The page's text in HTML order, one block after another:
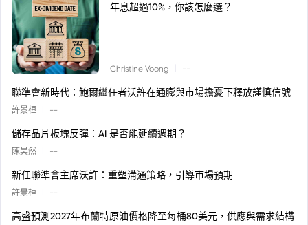
年息超過10%，你該怎麼選？
Christine Voong --
聯準會新時代：鮑爾繼任者沃許在通膨與市場擔憂下釋放謹慎信號
許景桓 --
儲存晶片板塊反彈：AI 是否能延續週期？
陳昊然 --
新任聯準會主席沃許：重塑溝通策略，引導市場預期
許景桓 --
高盛預測2027年布蘭特原油價格降至每桶80美元，供應與需求結構